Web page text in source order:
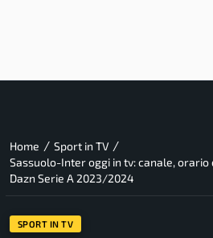
Home / Sport in TV /
Sassuolo-Inter oggi in tv: canale,
Dazn Serie A 2023/2024
SPORT IN TV